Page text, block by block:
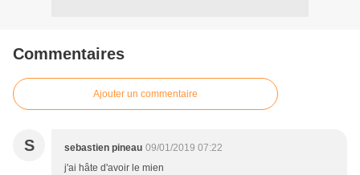
Commentaires
Ajouter un commentaire
S sebastien pineau 09/01/2019 07:22
j'ai hâte d'avoir le mien